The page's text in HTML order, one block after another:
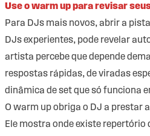
Use o warm up para revisar
Para DJs mais novos, abrir a
DJs experientes, pode revelar
artista percebe que depende
respostas rápidas, de viradas
dinâmica de set que só funciona
O warm up obriga o DJ a prestar
Ele mostra onde existe repertório